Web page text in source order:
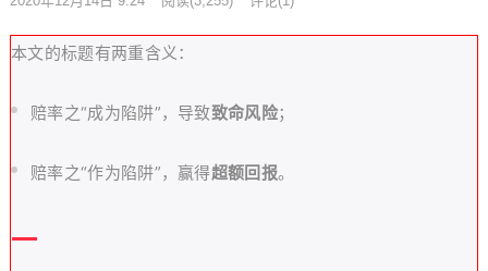
本文的标题有两重含义：
赔率之“成为陷阱”，导致致命风险；
赔率之“作为陷阱”，赢得超额回报。
一